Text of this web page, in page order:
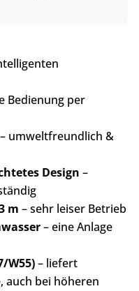
Bedienung per
– umweltfreundlich &
Design –
m – sehr leiser Betrieb
– eine Anlage
W55)– liefert
auch bei höheren